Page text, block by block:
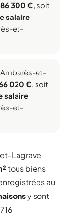
300 €, soit
salaire
et-
Ambarès-et-
020 €, soit
salaire
et-
Lagrave
tous biens
au
y sont